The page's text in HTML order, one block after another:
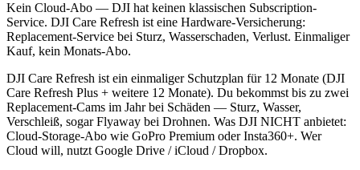
Kein Cloud-Abo — DJI hat keinen klassischen Subscription-
Service. DJI Care Refresh ist eine Hardware-Versicherung:
Replacement-Service bei Sturz, Wasserschaden, Verlust. Einmaliger
Kauf, kein Monats-Abo.
DJI Care Refresh ist ein einmaliger Schutzplan für 12 Monate (DJI
Care Refresh Plus + weitere 12 Monate). Du bekommst bis zu zwei
Replacement-Cams im Jahr bei Schäden — Sturz, Wasser,
Verschleiß, sogar Flyaway bei Drohnen. Was DJI NICHT anbietet:
Cloud-Storage-Abo wie GoPro Premium oder Insta360+. Wer
Cloud will, nutzt Google Drive / iCloud / Dropbox.